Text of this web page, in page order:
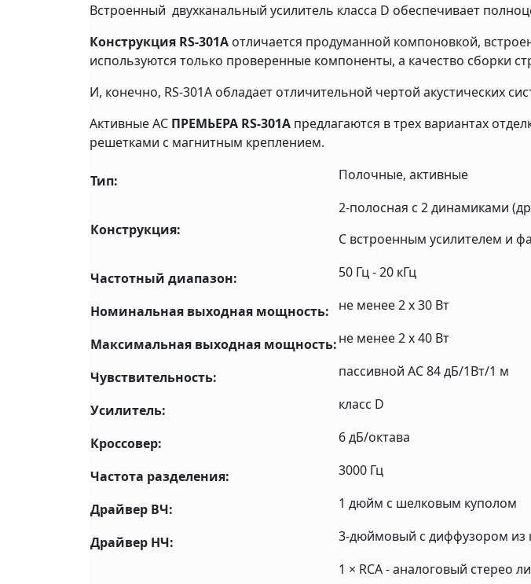
Встроенный двухканальный усилитель класса D обеспечивает
Конструкция RS-301A отличается продуманной компоновкой,
используются только проверенные компоненты, а качество сборки
И, конечно, RS-301A обладает отличительной чертой акустических
Активные АС ПРЕМЬЕРА RS-301A предлагаются в трех вариантах
решетками с магнитным креплением.
Тип: Полочные, активные
Конструкция:
2-полосная с 2 динамиками
С встроенным усилителем и
Частотный диапазон: 50 Гц - 20 кГц
Номинальная выходная мощность: не менее 2 x 30 Вт
Максимальная выходная мощность:не менее 2 х 40 Вт
Чувствительность: пассивной АС 84 дБ/1Вт/1 м
Усилитель: класс D
Кроссовер: 6 дБ/октава
Частота разделения: 3000 Гц
Драйвер ВЧ: 1 дюйм с шелковым куполом
Драйвер НЧ:
3-дюймовый с диффузором из
1 × RCA - аналоговый стерео